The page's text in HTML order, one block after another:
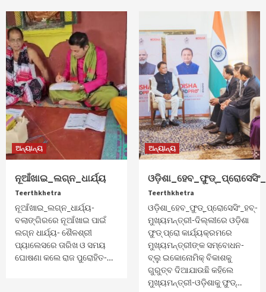
ଅନ୍ୟାନ୍ୟ
ନୂଆଁଖାଇ_ଲଗ୍ନ_ଧାର୍ଯ୍ୟ
Teerthkhetra
ନୂଆଁଖାଇ_ଲଗ୍ନ_ଧାର୍ଯ୍ୟ-
ବଲାଙ୍ଗିରରେ ନୂଆଁଖାଇ ପାଇଁ
ଲଗ୍ନ ଧାର୍ଯ୍ୟ- ଶୈଳଶ୍ରୀ
ପ୍ୟାଲେସରେ ତାରିଖ ଓ ସମୟ
ଘୋଷଣା କଲେ ରାଜ ପୁରୋହିତ-…
ଅନ୍ୟାନ୍ୟ
Teerthkhetra
ଓଡ଼ିଶା_ହେବ_ଫୁଡ୍‌_ପ୍ରୋସେସିଂ_ହବ୍‌-
ମୁଖ୍ୟମନ୍ତ୍ରୀ-ଦିଲ୍ଲୀରେ ଓଡ଼ିଶା
ଫୁଡ୍‌ ପ୍ରୋ କାର୍ଯ୍ୟକ୍ରମରେ
ମୁଖ୍ୟମନ୍ତ୍ରୀଙ୍କ ସମ୍ବୋଧନ-
ବ୍ଲୁ ଇକୋନୋମିକ୍‌ ବିକାଶକୁ
ଗୁରୁତ୍ବ ଦିଆଯାଉଛି କହିଲେ
ମୁଖ୍ୟମନ୍ତ୍ରୀ-ଓଡ଼ିଶାକୁ ଫୁଡ୍‌…